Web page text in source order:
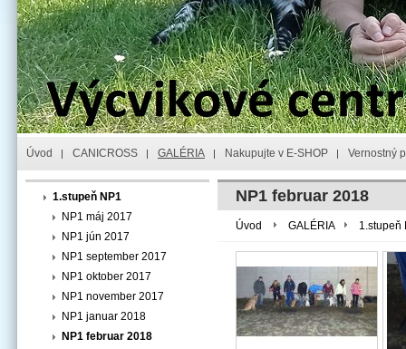
Úvod CANICROSS GALÉRIA Nakupujte v E-SHOP Vernostný
1.stupeň NP1
NP1 máj 2017
NP1 jún 2017
NP1 september 2017
NP1 oktober 2017
NP1 november 2017
NP1 januar 2018
NP1 februar 2018
NP1 februar 2018
Úvod GALÉRIA 1.stupeň